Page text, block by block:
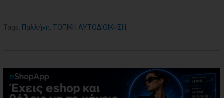
Tags: Παλλήνη, ΤΟΠΙΚΗ ΑΥΤΟΔΙΟΙΚΗΣΗ,